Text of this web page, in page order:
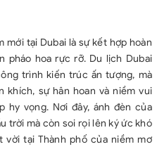
mới tại Dubai là sự kết hợp hoàn
pháo hoa rực rỡ. Du lịch Dubai
trình kiến trúc ấn tượng, mà
khích, sự hân hoan và niềm vui
hy vọng. Nơi đây, ánh đèn của
trời mà còn soi rọi lên ký ức khó
tại Thành phố của niềm mơ